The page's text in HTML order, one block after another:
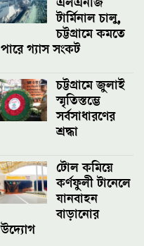
এলএনজি
টার্মিনাল চালু,
চট্টগ্রামে কমতে
পারে গ্যাস সংকট
চট্টগ্রামে জুলাই
স্মৃতিস্তম্ভে
সর্বসাধারণের
শ্রদ্ধা
টোল কমিয়ে
কর্ণফুলী টানেলে
যানবাহন
বাড়ানোর
উদ্যোগ